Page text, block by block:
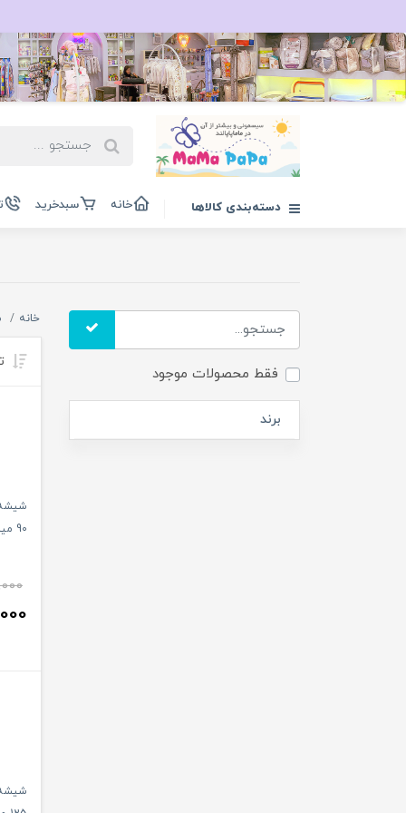
دسته‌بندی کالاها خانه سبدخرید
فقط محصولات موجود
برند
خانه
90 میلی لیتر یومامی UMOMY